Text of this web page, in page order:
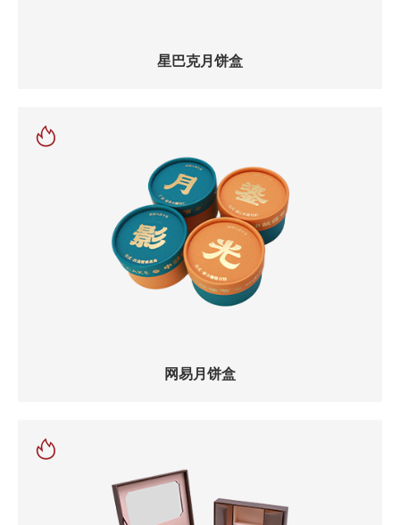
星巴克月饼盒
网易月饼盒